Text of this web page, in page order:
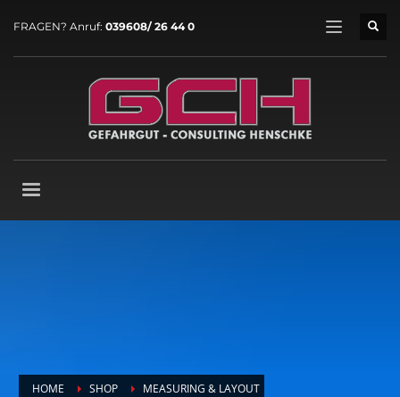
FRAGEN? Anruf: 039608/ 26 44 0
HOME SHOP
MEASURING & LAYOUT